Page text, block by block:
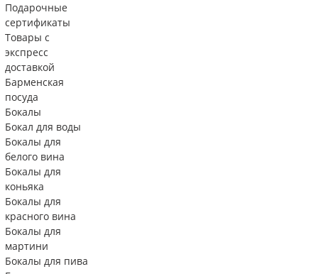
Подарочные
сертификаты
Товары с
экспресс
доставкой
Барменская
посуда
Бокалы
Бокал для воды
Бокалы для
белого вина
Бокалы для
коньяка
Бокалы для
красного вина
Бокалы для
мартини
Бокалы для пива